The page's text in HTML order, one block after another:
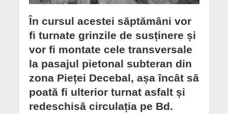
În cursul acestei săptămâni vor
fi turnate grinzile de susținere și
vor fi montate cele transversale
la pasajul pietonal subteran din
zona Pieței Decebal, așa încât să
poată fi ulterior turnat asfalt și
redeschisă circulația pe Bd.